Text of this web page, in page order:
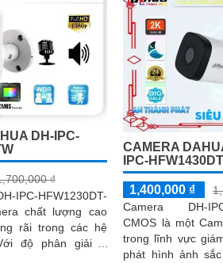
DH-IPC-
₫
IPC-HFW1230DT-
chất lượng cao
rãi trong các hệ
độ phân giải 2
CAMERA
IPC-
1,400,000 ₫
Camera DH-IPC-
CMOS là một
trong lĩnh vực giám sát. Với
phát hình ảnh